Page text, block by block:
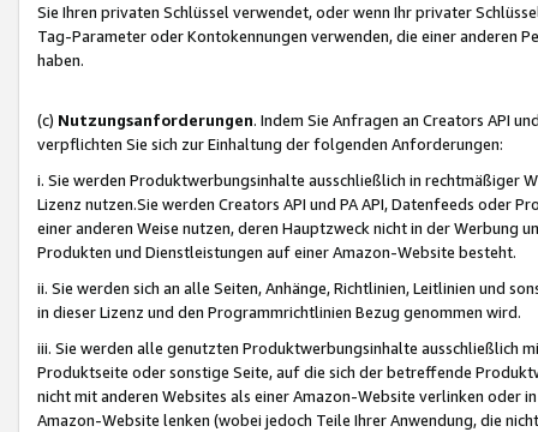
Sie Ihren privaten Schlüssel verwendet, oder wenn Ihr privater
Tag-Parameter oder Kontokennungen verwenden, die einer anderen
haben.
(c) Nutzungsanforderungen. Indem Sie Anfragen an Creators API
verpflichten Sie sich zur Einhaltung der folgenden Anforderungen:
i. Sie werden Produktwerbungsinhalte ausschließlich in rechtmäßiger
Lizenz nutzen.Sie werden Creators API und PA API, Datenfeeds oder
einer anderen Weise nutzen, deren Hauptzweck nicht in der Werbung
Produkten und Dienstleistungen auf einer Amazon-Website besteht.
ii. Sie werden sich an alle Seiten, Anhänge, Richtlinien, Leitlinien und
in dieser Lizenz und den Programmrichtlinien Bezug genommen wird.
iii. Sie werden alle genutzten Produktwerbungsinhalte ausschließlich
Produktseite oder sonstige Seite, auf die sich der betreffende
nicht mit anderen Websites als einer Amazon-Website verlinken oder
Amazon-Website lenken (wobei jedoch Teile Ihrer Anwendung, die